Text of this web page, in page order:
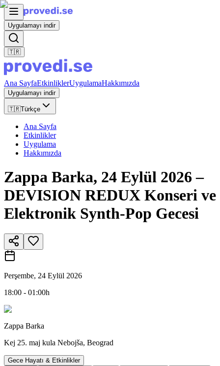
Uygulamayı indir
🇹🇷
Ana SayfaEtkinliklerUygulamaHakkımızda
Uygulamayı indir
🇹🇷Türkçe
Ana Sayfa
Etkinlikler
Uygulama
Hakkımızda
Zappa Barka, 24 Eylül 2026 –
DEVISION REDUX Konseri ve
Elektronik Synth-Pop Gecesi
Perşembe, 24 Eylül 2026
18:00 - 01:00h
Zappa Barka
Kej 25. maj kula Nebojša, Beograd
Gece Hayatı & Etkinlikler